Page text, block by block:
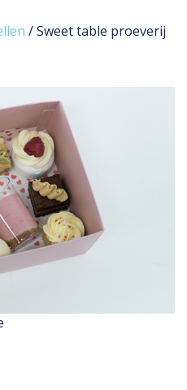
/ Sweet table proeverij